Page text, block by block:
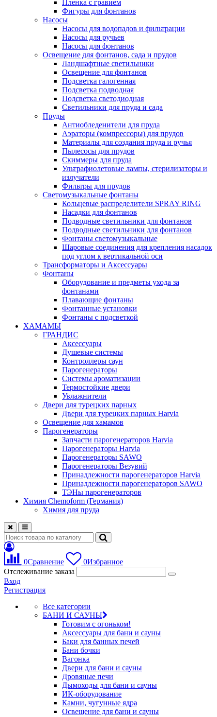
Пленка с гравием
Фигуры для фонтанов
Насосы
Насосы для водопадов и фильтрации
Насосы для ручьев
Насосы для фонтанов
Освещение для фонтанов, сада и прудов
Ландшафтные светильники
Освещение для фонтанов
Подсветка галогенная
Подсветка подводная
Подсветка светодиодная
Светильники для пруда и сада
Пруды
Антиобледенители для пруда
Аэраторы (компрессоры) для прудов
Материалы для создания пруда и ручья
Пылесосы для прудов
Скиммеры для пруда
Ультрафиолетовые лампы, стерилизаторы и
излучатели
Фильтры для прудов
Светомузыкальные фонтаны
Кольцевые распределители SPRAY RING
Насадки для фонтанов
Подводные светильники для фонтанов
Подводные светильники для фонтанов
Фонтаны светомузыкальные
Шаровые соединения для крепления насадок
под углом к вертикальной оси
Трансформаторы и Аксессуары
Фонтаны
Оборудование и предметы ухода за
фонтанами
Плавающие фонтаны
Фонтанные установки
Фонтаны с подсветкой
ХАМАМЫ
ГРАНДИС
Аксессуары
Душевые системы
Контроллеры саун
Парогенераторы
Системы ароматизации
Термостойкие двери
Увлажнители
Двери для турецких парных
Двери для турецких парных Harvia
Освещение для хамамов
Парогенераторы
Запчасти парогенераторов Harvia
Парогенераторы Harvia
Парогенераторы SAWO
Парогенераторы Везувий
Принадлежности парогенераторов Harvia
Принадлежности парогенераторов SAWO
ТЭНы парогенераторов
Химия Chemoform (Германия)
Химия для пруда
0Сравнение 0Избранное
Отслеживание заказа
Вход
Регистрация
Все категории
БАНИ И САУНЫ
Готовим с огоньком!
Аксессуары для бани и сауны
Баки для банных печей
Бани бочки
Вагонка
Двери для бани и сауны
Дровяные печи
Дымоходы для бани и сауны
ИК-оборудование
Камни, чугунные ядра
Освещение для бани и сауны